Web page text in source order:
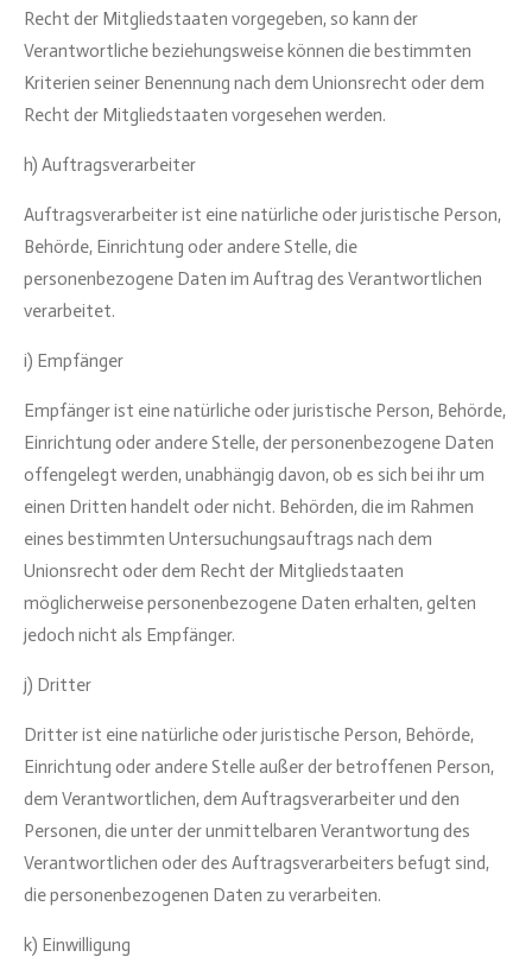
Recht der Mitgliedstaaten vorgegeben, so kann der
Verantwortliche beziehungsweise können die bestimmten
Kriterien seiner Benennung nach dem Unionsrecht oder dem
Recht der Mitgliedstaaten vorgesehen werden.
h) Auftragsverarbeiter
Auftragsverarbeiter ist eine natürliche oder juristische Person,
Behörde, Einrichtung oder andere Stelle, die
personenbezogene Daten im Auftrag des Verantwortlichen
verarbeitet.
i) Empfänger
Empfänger ist eine natürliche oder juristische Person, Behörde,
Einrichtung oder andere Stelle, der personenbezogene Daten
offengelegt werden, unabhängig davon, ob es sich bei ihr um
einen Dritten handelt oder nicht. Behörden, die im Rahmen
eines bestimmten Untersuchungsauftrags nach dem
Unionsrecht oder dem Recht der Mitgliedstaaten
möglicherweise personenbezogene Daten erhalten, gelten
jedoch nicht als Empfänger.
j) Dritter
Dritter ist eine natürliche oder juristische Person, Behörde,
Einrichtung oder andere Stelle außer der betroffenen Person,
dem Verantwortlichen, dem Auftragsverarbeiter und den
Personen, die unter der unmittelbaren Verantwortung des
Verantwortlichen oder des Auftragsverarbeiters befugt sind,
die personenbezogenen Daten zu verarbeiten.
k) Einwilligung